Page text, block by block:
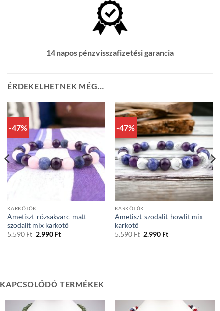
14 napos pénzvisszafizetési garancia
ÉRDEKELHETNEK MÉG…
-47%
KARKÖTŐK
Ametiszt-rózsakvarc-matt
szodalit mix karkötő
5.590Ft Original
2.990 FtCurrent
-47%
KARKÖTŐK
Ametiszt-szodalit-howlit mix
karkötő
5.590Ft Original
2.990 FtCurrent
KAPCSOLÓDÓ TERMÉKEK